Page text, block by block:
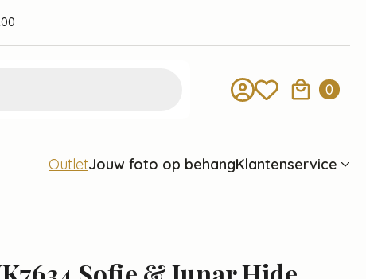
0
OutletJouw foto op behangKlantenservice